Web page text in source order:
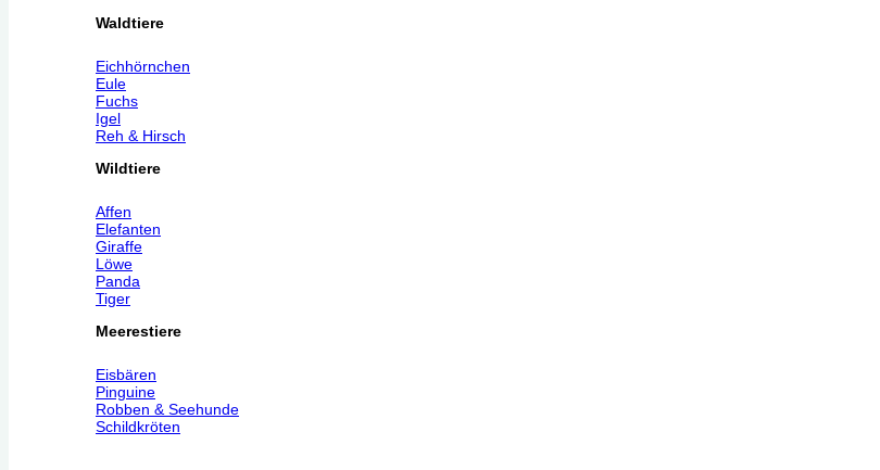
Waldtiere
Eichhörnchen
Eule
Fuchs
Igel
Reh & Hirsch
Wildtiere
Affen
Elefanten
Giraffe
Löwe
Panda
Tiger
Meerestiere
Eisbären
Pinguine
Robben & Seehunde
Schildkröten